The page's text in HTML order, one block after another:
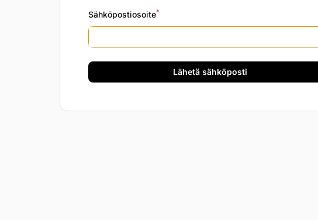
Sähköpostiosoite*
Lähetä sähköposti